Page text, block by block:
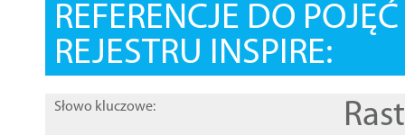
REFERENCJE DO
REJESTRU INSPIRE:
Słowo kluczowe: